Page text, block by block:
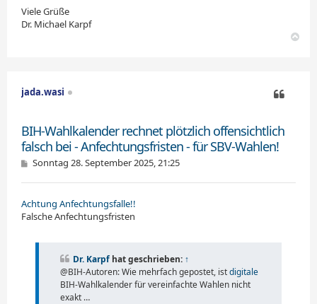
Viele Grüße
Dr. Michael Karpf
jada.wasi
BIH-Wahlkalender rechnet plötzlich offensichtlich
falsch bei - Anfechtungsfristen - für SBV-Wahlen!
B
i
r
a
Sonntag 28. September 2025, 21:25
Achtung Anfechtungsfalle!!
Falsche Anfechtungsfristen
Dr. Karpf hat geschrieben: ↑
@BIH-Autoren: Wie mehrfach gepostet, istdigitale
BIH-Wahlkalender für vereinfachte Wahlen nicht
exakt …